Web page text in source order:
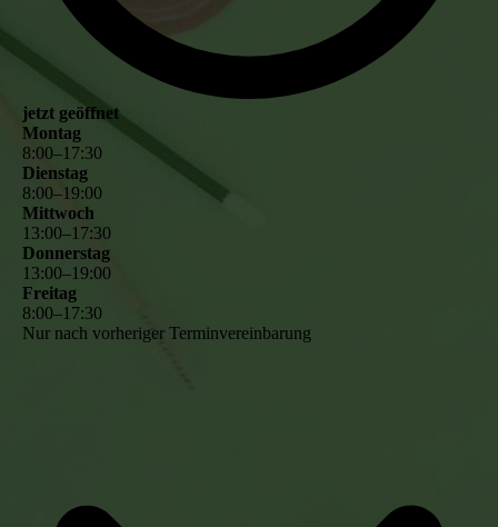
jetzt geöffnet
Montag
8:00–17:30
Dienstag
8:00–19:00
Mittwoch
13:00–17:30
Donnerstag
13:00–19:00
Freitag
8:00–17:30
Nur nach vorheriger Terminvereinbarung